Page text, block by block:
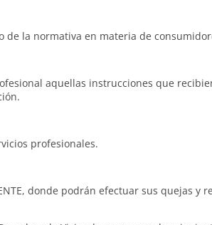
de la normativa en materia de
aquellas instrucciones que
profesionales.
donde podrán efectuar sus quejas y